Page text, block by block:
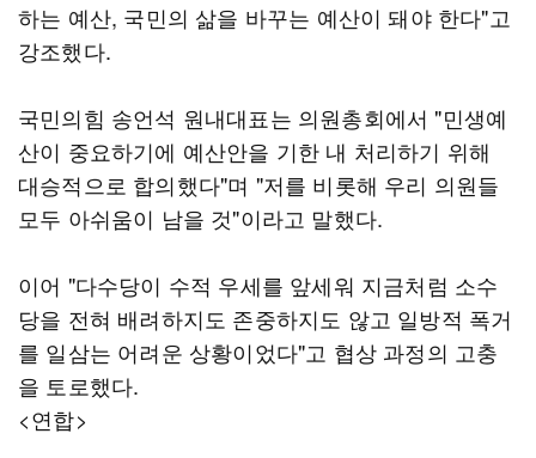
하는 예산, 국민의 삶을 바꾸는 예산이 돼야 한다"고
강조했다.
국민의힘 송언석 원내대표는 의원총회에서 "민생예
산이 중요하기에 예산안을 기한 내 처리하기 위해
대승적으로 합의했다"며 "저를 비롯해 우리 의원들
모두 아쉬움이 남을 것"이라고 말했다.
이어 "다수당이 수적 우세를 앞세워 지금처럼 소수
당을 전혀 배려하지도 존중하지도 않고 일방적 폭거
를 일삼는 어려운 상황이었다"고 협상 과정의 고충
을 토로했다.
<연합>